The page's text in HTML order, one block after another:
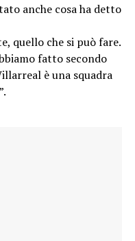
anche cosa ha detto
quello che si può fare.
fatto secondo
è una squadra